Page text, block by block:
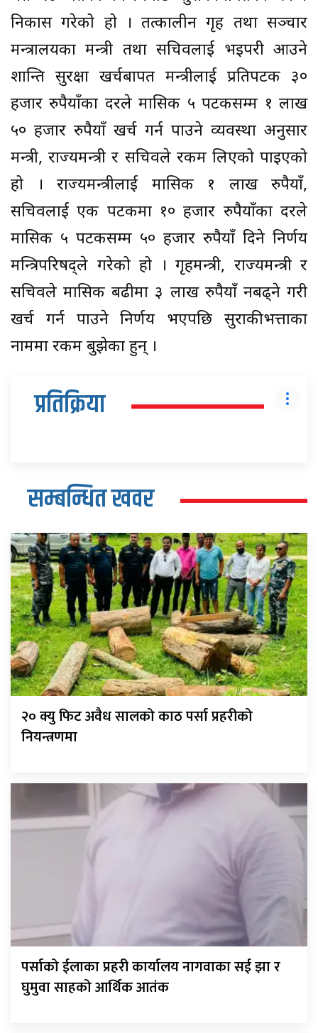
निकास गरेको हो । तत्कालीन गृह तथा सञ्चार
मन्त्रालयका मन्त्री तथा सचिवलाई भइपरी आउने
शान्ति सुरक्षा खर्चबापत मन्त्रीलाई प्रतिपटक ३०
हजार रुपैयाँका दरले मासिक ५ पटकसम्म १ लाख
५० हजार रुपैयाँ खर्च गर्न पाउने व्यवस्था अनुसार
मन्त्री, राज्यमन्त्री र सचिवले रकम लिएको पाइएको
हो । राज्यमन्त्रीलाई मासिक १ लाख रुपैयाँ,
सचिवलाई एक पटकमा १० हजार रुपैयाँका दरले
मासिक ५ पटकसम्म ५० हजार रुपैयाँ दिने निर्णय
मन्त्रिपरिषद्ले गरेको हो । गृहमन्त्री, राज्यमन्त्री र
सचिवले मासिक बढीमा ३ लाख रुपैयाँ नबढ्ने गरी
खर्च गर्न पाउने निर्णय भएपछि सुराकीभत्ताका
नाममा रकम बुझेका हुन् ।
प्रतिक्रिया
सम्बन्धित खवर
२० क्यु फिट अवैध सालको काठ पर्सा प्रहरीको
नियन्त्रणमा
पर्साको ईलाका प्रहरी कार्यालय नागवाका सई झा र
घुमुवा साहको आर्थिक आतंक